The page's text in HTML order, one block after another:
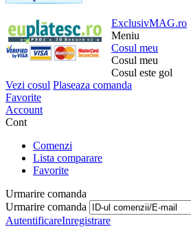
ExclusivMAG.ro
Meniu
Cosul meu
Cosul meu
Cosul este gol
Vezi cosul Plaseaza comanda
Favorite
Account
Cont
Comenzi
Lista comparare
Favorite
Urmarire comanda
Urmarire comanda
AutentificareInregistrare